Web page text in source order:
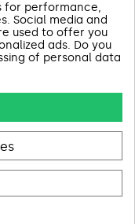
for performance,
Social media and
used to offer you
ads. Do you
of personal data